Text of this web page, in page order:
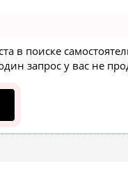
в поиске
запрос у вас не